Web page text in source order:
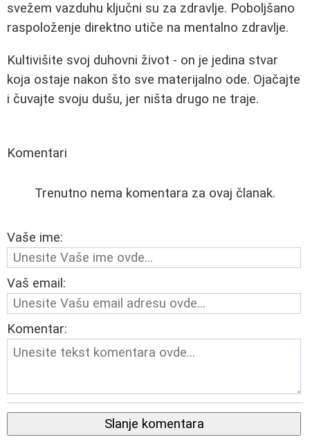
svežem vazduhu ključni su za zdravlje. Poboljšano
raspoloženje direktno utiče na mentalno zdravlje.
Kultivišite svoj duhovni život - on je jedina stvar
koja ostaje nakon što sve materijalno ode. Ojačajte
i čuvajte svoju dušu, jer ništa drugo ne traje.
Komentari
Trenutno nema komentara za ovaj članak.
Vaše ime:
Vaš email:
Komentar:
Slanje komentara